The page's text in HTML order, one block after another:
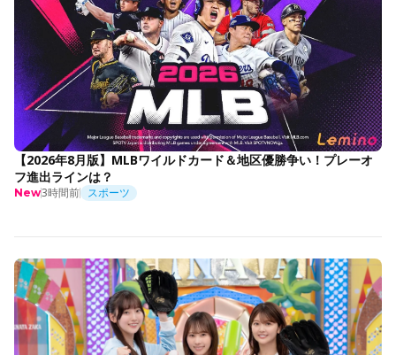
【2026年8月版】MLBワイルドカード＆地区優勝争い！プレーオ
フ進出ラインは？
New3時間前 スポーツ